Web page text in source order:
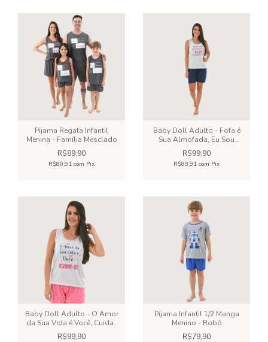
Pijama Regata Infantil
Menina - Família Mesclado
R$89,90
R$80,91 com Pix
Baby Doll Adulto - Fofa é
Sua Almofada, Eu Sou
Incrível!
R$99,90
R$89,91 com Pix
Baby Doll Adulto - O Amor
da Sua Vida é Você, Cuida-
se
R$99,90
Pijama Infantil 1/2 Manga
Menino - Robô
R$79,90